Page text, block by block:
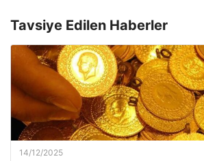
Tavsiye Edilen Haberler
14/12/2025